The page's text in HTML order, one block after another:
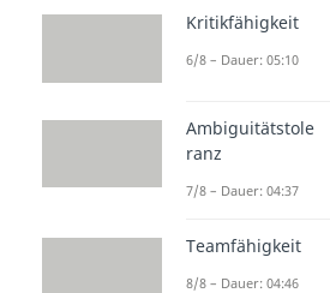
Wenn du
dem Lernen
zeigen wir dir
Studyflix
holst!
Kritikfähigkeit
6/8 – Dauer: 05:10
Ambiguitätstole
ranz
7/8 – Dauer: 04:37
Teamfähigkeit
8/8 – Dauer: 04:46